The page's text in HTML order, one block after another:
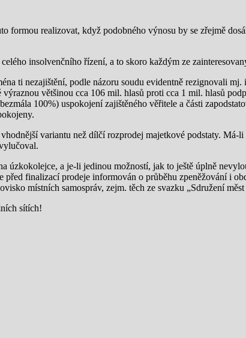
formou realizovat, když podobného výnosu by se zřejmě
insolvenčního řízení, a to skoro každým ze
ti nezajištění, podle názoru soudu evidentně rezignovali
většinou cca 106 mil. hlasů proti cca 1 mil. hlasů
100%) uspokojení zajištěného věřitele a části
variantu než dílčí rozprodej majetkové podstaty.
úzkokolejce, a je-li jedinou možností, jak to ještě úplně
finalizací prodeje informován o průběhu zpeněžování i
místních samospráv, zejm. těch ze svazku „Sdružení
sítích!